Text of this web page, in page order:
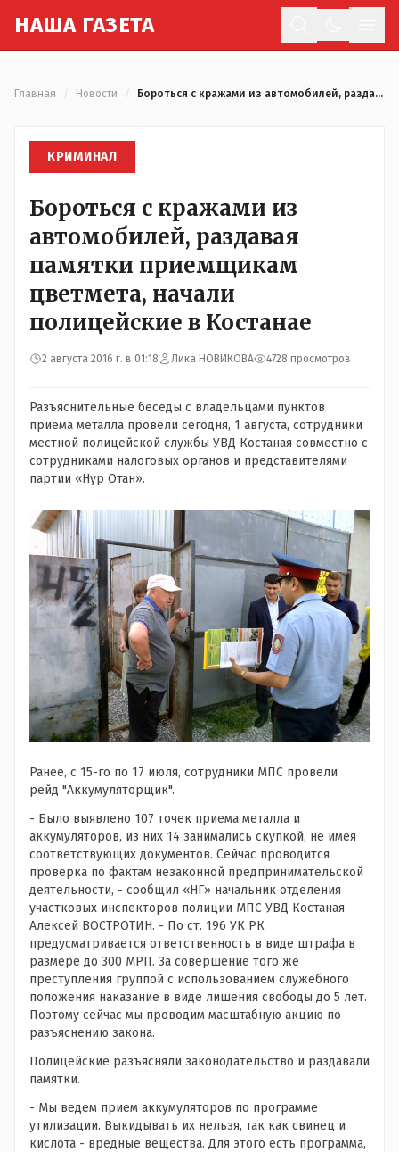
НАША ГАЗЕТА
Главная Новости Бороться с кражами из автомобилей, раздавая памятки приемщикам цветмета, начали полицейские в Костанае
КРИМИНАЛ
Бороться с кражами из
автомобилей, раздавая
памятки приемщикам
цветмета, начали
полицейские в Костанае
2 августа 2016 г. в 01:18 Лика НОВИКОВА 4728 просмотров
Разъяснительные беседы с владельцами пунктов
приема металла провели сегодня, 1 августа, сотрудники
местной полицейской службы УВД Костаная совместно с
сотрудниками налоговых органов и представителями
партии «Нур Отан».
Ранее, с 15-го по 17 июля, сотрудники МПС провели
рейд "Аккумуляторщик".
- Было выявлено 107 точек приема металла и
аккумуляторов, из них 14 занимались скупкой, не имея
соответствующих документов. Сейчас проводится
проверка по фактам незаконной предпринимательской
деятельности, - сообщил «НГ» начальник отделения
участковых инспекторов полиции МПС УВД Костаная
Алексей ВОСТРОТИН. - По ст. 196 УК РК
предусматривается ответственность в виде штрафа в
размере до 300 МРП. За совершение того же
преступления группой с использованием служебного
положения наказание в виде лишения свободы до 5 лет.
Поэтому сейчас мы проводим масштабную акцию по
разъяснению закона.
Полицейские разъясняли законодательство и раздавали
памятки.
- Мы ведем прием аккумуляторов по программе
утилизации. Выкидывать их нельзя, так как свинец и
кислота - вредные вещества. Для этого есть программа,